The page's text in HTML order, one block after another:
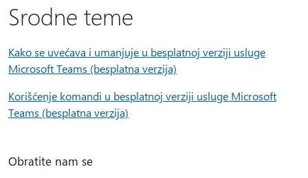
Srodne teme
Kako se uvećava i umanjuje u besplatnoj verziji usluge
Microsoft Teams (besplatna verzija)
Korišćenje komandi u besplatnoj verziji usluge Microsoft
Teams (besplatna verzija)
Obratite nam se